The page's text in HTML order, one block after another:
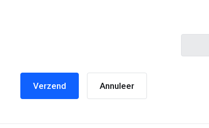
Annuleer